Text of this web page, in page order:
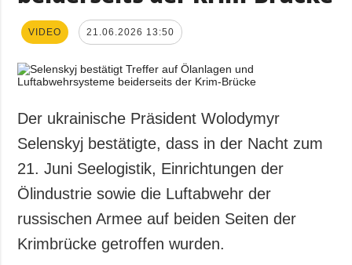
VIDEO 21.06.2026 13:50
Der ukrainische Präsident Wolodymyr
Selenskyj bestätigte, dass in der Nacht zum
21. Juni Seelogistik, Einrichtungen der
Ölindustrie sowie die Luftabwehr der
russischen Armee auf beiden Seiten der
Krimbrücke getroffen wurden.